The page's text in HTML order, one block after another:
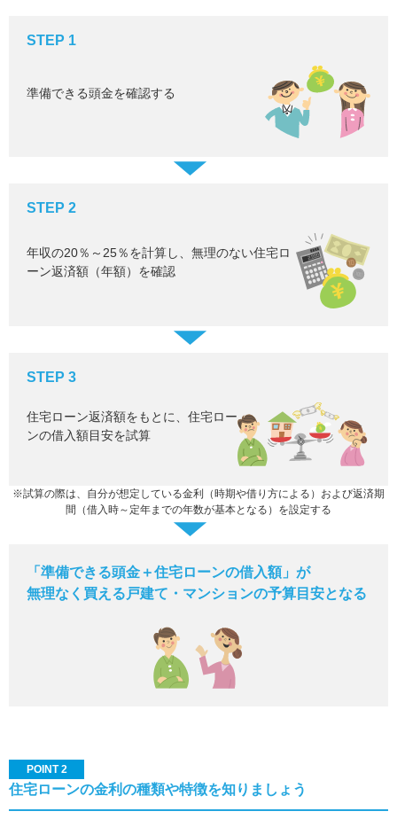
STEP 1
準備できる頭金を確認する
STEP 2
年収の20％～25％を計算し、無理のない住宅ロ
ーン返済額（年額）を確認
STEP 3
住宅ローン返済額をもとに、住宅ロー
ンの借入額目安を試算
※試算の際は、自分が想定している金利（時期や借り方による）および返済期
間（借入時～定年までの年数が基本となる）を設定する
「準備できる頭金＋住宅ローンの借入額」が
無理なく買える戸建て・マンションの予算目安となる
POINT 2
住宅ローンの金利の種類や特徴を知りましょう